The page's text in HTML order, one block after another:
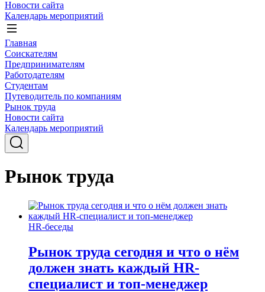
Новости сайта
Календарь мероприятий
Главная
Соискателям
Предпринимателям
Работодателям
Студентам
Путеводитель по компаниям
Рынок труда
Новости сайта
Календарь мероприятий
Рынок труда
HR-беседы
Рынок труда сегодня и что о нём
должен знать каждый HR-
специалист и топ-менеджер